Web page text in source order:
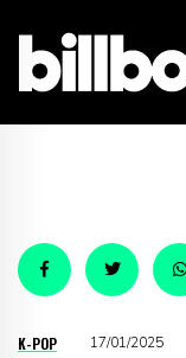
K-POP 17/01/2025